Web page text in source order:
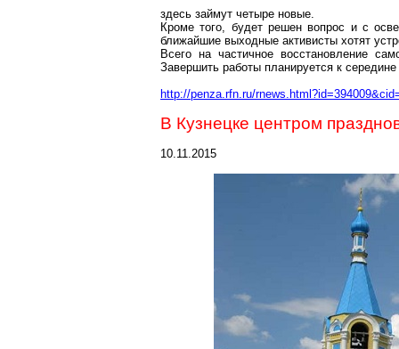
здесь займут четыре новые.
Кроме того, будет решен вопрос и с
ближайшие выходные активисты хотят
Всего на частичное восстановление
Завершить работы планируется к
http://penza.rfn.ru/
В Кузнецке центром
10.11.2015